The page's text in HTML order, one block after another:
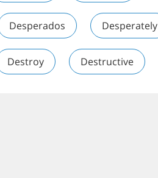
Desperados Desperately
Destroy Destructive